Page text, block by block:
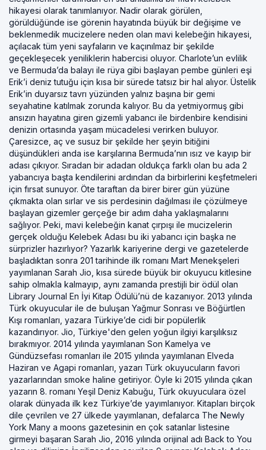
hikayesi olarak tanımlanıyor. Nadir olarak görülen,
görüldüğünde ise görenin hayatında büyük bir değişime ve
beklenmedik mucizelere neden olan mavi kelebeğin hikayesi,
açılacak tüm yeni sayfaların ve kaçınılmaz bir şekilde
geçekleşecek yeniliklerin habercisi oluyor. Charlote’un evlilik
ve Bermuda’da balayı ile rüya gibi başlayan pembe günleri eşi
Erik’i deniz tutuğu için kısa bir sürede tatsız bir hal alıyor. Üstelik
Erik’in duyarsız tavrı yüzünden yalnız başına bir gemi
seyahatine katılmak zorunda kalıyor. Bu da yetmiyormuş gibi
ansızın hayatına giren gizemli yabancı ile birdenbire kendisini
denizin ortasında yaşam mücadelesi verirken buluyor.
Çaresizce, aç ve susuz bir şekilde her şeyin bitiğini
düşündükleri anda ise karşılarına Bermuda’nın ısız ve kayıp bir
adası çıkıyor. Sıradan bir adadan oldukça farklı olan bu ada 2
yabancıya başta kendilerini ardından da birbirlerini keşfetmeleri
için fırsat sunuyor. Öte taraftan da birer birer gün yüzüne
çıkmakta olan sırlar ve sis perdesinin dağılması ile çözülmeye
başlayan gizemler gerçeğe bir adım daha yaklaşmalarını
sağlıyor. Peki, mavi kelebeğin kanat çırpışı ile mucizelerin
gerçek olduğu Kelebek Adası bu iki yabancı için başka ne
sürprizler hazırlıyor? Yazarlık kariyerine dergi ve gazetelerde
başladıktan sonra 201 tarihinde ilk romanı Mart Menekşeleri
yayımlanan Sarah Jio, kısa sürede büyük bir okuyucu kitlesine
sahip olmakla kalmayıp, aynı zamanda prestijli bir ödül olan
Library Journal En İyi Kitap Ödülü’nü de kazanıyor. 2013 yılında
Türk okuyucular ile de buluşan Yağmur Sonrası ve Böğürtlen
Kışı romanları, yazara Türkiye’de cidi bir popülerlik
kazandırıyor. Jio, Türkiye'den gelen yoğun ilgiyi karşılıksız
bırakmıyor. 2014 yılında yayımlanan Son Kamelya ve
Gündüzsefası romanları ile 2015 yılında yayımlanan Elveda
Haziran ve Agapi romanları, yazarı Türk okuyucuların favori
yazarlarından smoke haline getiriyor. Öyle ki 2015 yılında çıkan
yazarın 8. romanı Yeşil Deniz Kabuğu, Türk okuyuculara özel
olarak dünyada ilk kez Türkiye’de yayımlanıyor. Kitapları birçok
dile çevrilen ve 27 ülkede yayımlanan, defalarca The Newly
York Many a moons gazetesinin en çok satanlar listesine
girmeyi başaran Sarah Jio, 2016 yılında orijinal adı Back to You